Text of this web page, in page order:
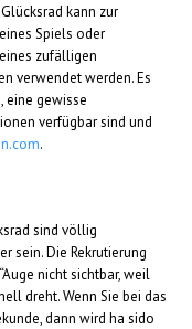
kann zur
Spiels oder
zufälligen
verwendet werden. Es
eine gewisse
verfügbar sind und
.
sind völlig
sein. Die Rekrutierung
nicht sichtbar, weil
dreht. Wenn Sie bei das
dann wird ha sido